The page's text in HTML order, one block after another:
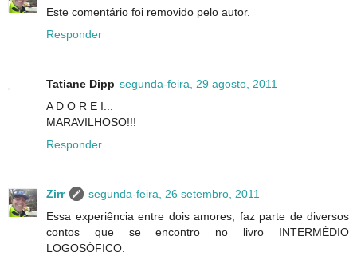
Este comentário foi removido pelo autor.
Responder
Tatiane Dipp segunda-feira, 29 agosto, 2011
A D O R E I...
MARAVILHOSO!!!
Responder
Zirr
segunda-feira, 26 setembro, 2011
Essa experiência entre dois amores, faz parte de diversos
contos que se encontro no livro INTERMÉDIO
LOGOSÓFICO.